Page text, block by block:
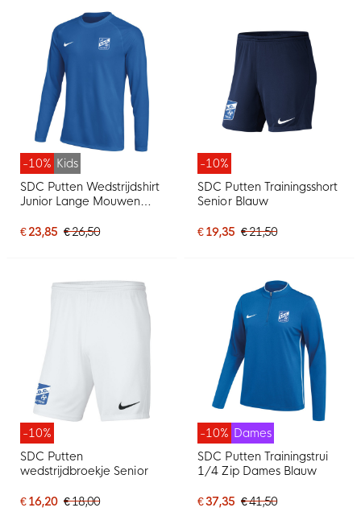
-10% Kids
SDC Putten Wedstrijdshirt
Junior Lange Mouwen
€ 23,85 € 26,50
-10%
SDC Putten Trainingsshort
Senior Blauw
€ 19,35 € 21,50
-10%
SDC Putten
wedstrijdbroekje Senior
€ 16,20 € 18,00
-10% Dames
SDC Putten Trainingstrui
1/4 Zip Dames Blauw
€ 37,35 € 41,50